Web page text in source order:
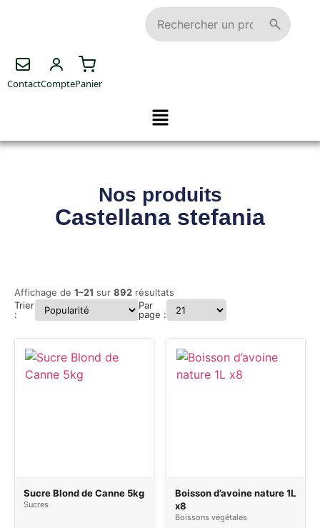
ContactComptePanier
Nos produits
Castellana stefania
Affichage de 1–21 sur 892 résultats
Trier
:
Par
page :
Sucre Blond de Canne 5kg
Sucres
Boisson d’avoine nature 1L
x8
Boissons végétales